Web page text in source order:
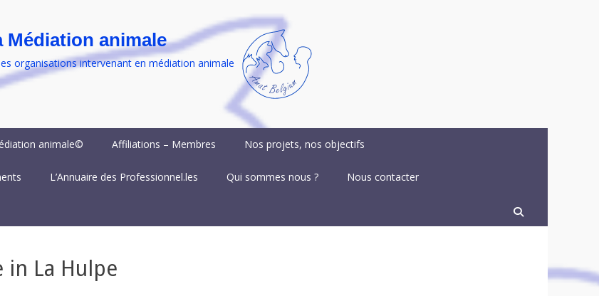
Médiation animale
organisations intervenant en médiation animale
animale© Affiliations – Membres Nos projets, nos objectifs
L’Annuaire des Professionnel.les Qui sommes nous ? Nous contacter
in La Hulpe